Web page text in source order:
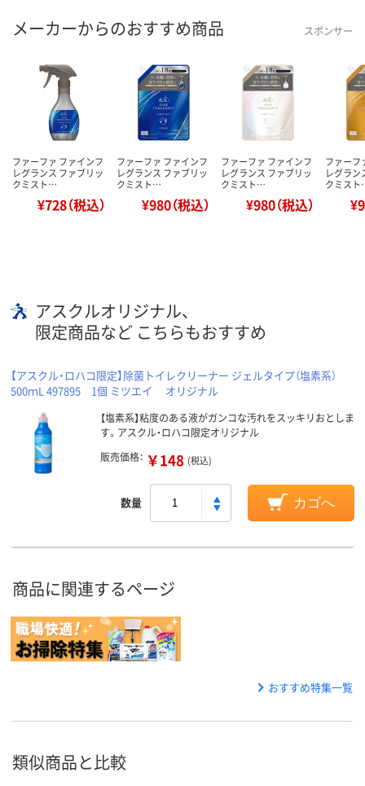
メーカーからのおすすめ商品 スポンサー
ファーファ ファインフ
レグランス ファブリッ
クミスト…
¥728（税込）
ファーファ ファインフ
レグランス ファブリッ
クミスト…
¥980（税込）
ファーファ ファインフ
レグランス ファブリッ
クミスト…
¥980（税込）
ファーフ
レグラン
クミス
アスクルオリジナル、
限定商品など こちらもおすすめ
【アスクル・ロハコ限定】除菌トイレクリーナー ジェルタイプ（塩素系）
500ｍL 497895 1個 ミツエイ オリジナル
【塩素系】粘度のある液がガンコな汚れをスッキリおとしま
す。アスクル・ロハコ限定オリジナル
販売価格： ￥148 (税込)
数量 カゴへ
商品に関連するページ
おすすめ特集一覧
類似商品と比較